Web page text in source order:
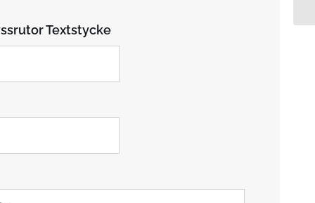
Textstycke